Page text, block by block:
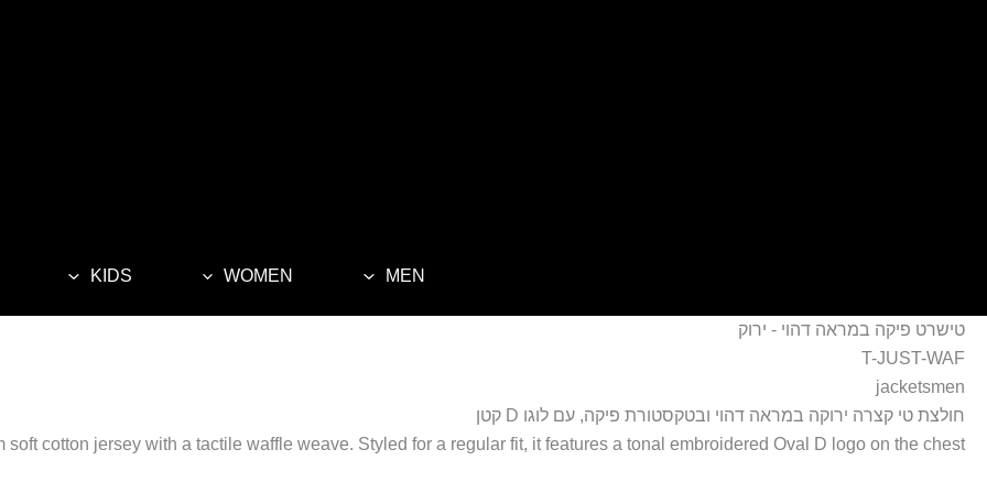
MEN
WOMEN
KIDS
טישרט פיקה במראה דהוי - ירוק
T-JUST-WAF
jacketsmen
חולצת טי קצרה ירוקה במראה דהוי ובטקסטורת פיקה, עם לוגו D קטן
soft cotton jersey with a tactile waffle weave. Styled for a regular fit, it features a tonal embroidered Oval D logo on the chest.
כמות
של
טישרט
פיקה
במראה